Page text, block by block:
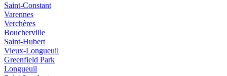
Saint-Constant
Varennes
Verchères
Boucherville
Saint-Hubert
Vieux‑Longueuil
Greenfield Park
Longueuil